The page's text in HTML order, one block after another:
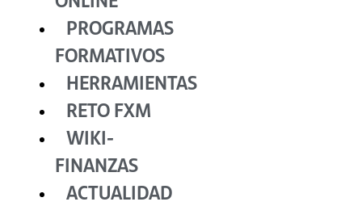
PROGRAMAS
FORMATIVOS
HERRAMIENTAS
RETO FXM
WIKI-
FINANZAS
ACTUALIDAD